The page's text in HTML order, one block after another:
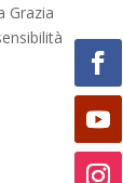
Grazia